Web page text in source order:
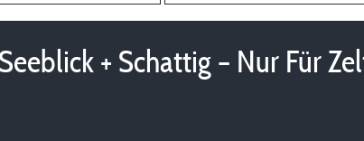
+ Schattig – Nur Für